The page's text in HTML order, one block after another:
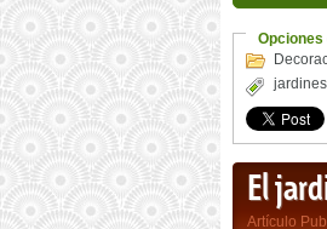
El
Artículo